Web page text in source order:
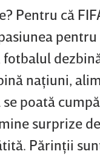
Pentru că
naţiuni,
poată
surprize
Părinţii